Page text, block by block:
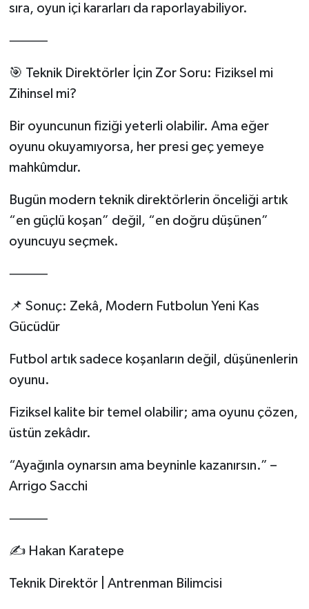
sıra, oyun içi kararları da raporlayabiliyor.
⸻
🎯 Teknik Direktörler İçin Zor Soru: Fiziksel mi
Zihinsel mi?
Bir oyuncunun fiziği yeterli olabilir. Ama eğer
oyunu okuyamıyorsa, her presi geç yemeye
mahkûmdur.
Bugün modern teknik direktörlerin önceliği artık
“en güçlü koşan” değil, “en doğru düşünen”
oyuncuyu seçmek.
⸻
📌 Sonuç: Zekâ, Modern Futbolun Yeni Kas
Gücüdür
Futbol artık sadece koşanların değil, düşünenlerin
oyunu.
Fiziksel kalite bir temel olabilir; ama oyunu çözen,
üstün zekâdır.
“Ayağınla oynarsın ama beyninle kazanırsın.” –
Arrigo Sacchi
⸻
✍️ Hakan Karatepe
Teknik Direktör | Antrenman Bilimcisi